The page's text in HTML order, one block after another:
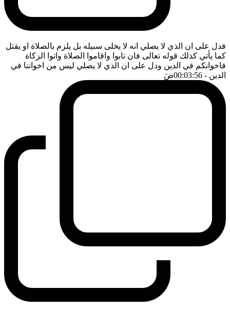
فدل على ان الذي لا يصلي انه لا يخلى سبيله بل يلزم بالصلاة او يقتل
كما يأتي كذلك قوله تعالى فان تابوا واقاموا الصلاة واتوا الزكاة
فاخوانكم في الدين ودل على ان الذي لا يصلي ليس من اخواننا في
الدين - 00:03:56 ضَ